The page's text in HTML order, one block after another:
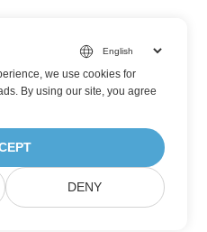
we use cookies for
By using our site, you agree
DENY